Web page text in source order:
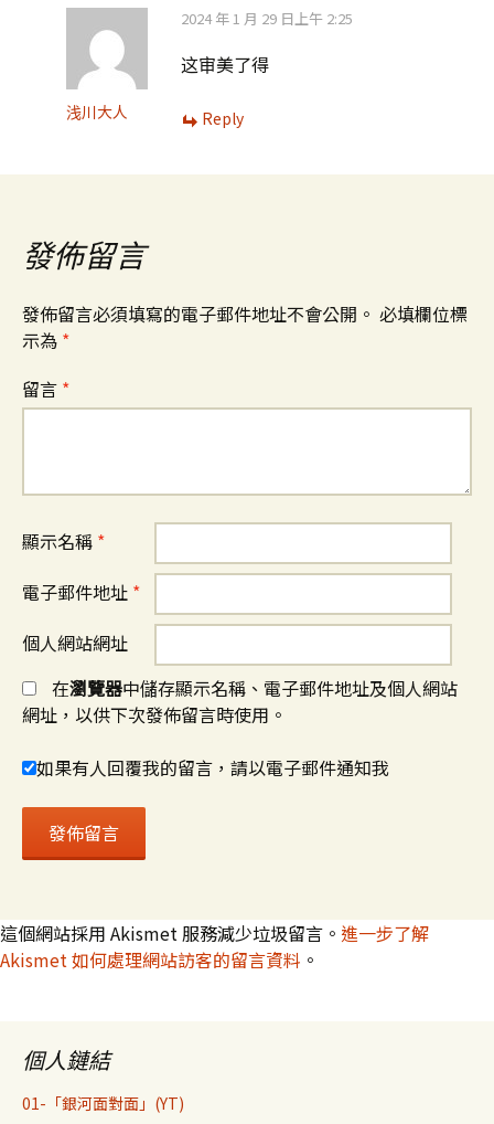
浅川大人
2024 年 1 月 29 日上午 2:25
这审美了得
Reply
發佈留言
發佈留言必須填寫的電子郵件地址不會公開。 必填欄位標
示為 *
留言 *
顯示名稱 *
電子郵件地址 *
個人網站網址
在瀏覽器中儲存顯示名稱、電子郵件地址及個人網站
網址，以供下次發佈留言時使用。
如果有人回覆我的留言，請以電子郵件通知我
這個網站採用 Akismet 服務減少垃圾留言。 進一步了解
Akismet 如何處理網站訪客的留言資料 。
個人鏈結
01-「銀河面對面」(YT)